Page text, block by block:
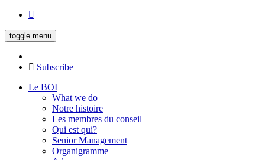
toggle menu
Subscribe
Le BOI
What we do
Notre histoire
Les membres du conseil
Qui est qui?
Senior Management
Organigramme